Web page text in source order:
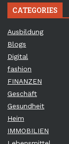
CATEGORIES
Ausbildung
Blogs
Digital
fashion
FINANZEN
Geschäft
Gesundheit
Heim
IMMOBILIEN